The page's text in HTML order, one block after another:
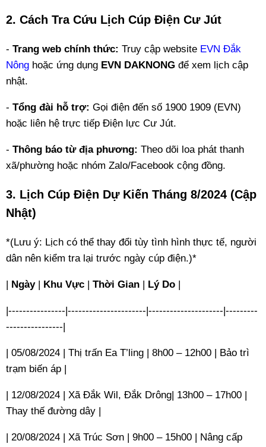
2. Cách Tra Cứu Lịch Cúp Điện Cư Jút
- Trang web chính thức: Truy cập website EVN Đắk
Nông hoặc ứng dụng EVN DAKNONG để xem lịch cập
nhật.
- Tổng đài hỗ trợ: Gọi điện đến số 1900 1909 (EVN)
hoặc liên hệ trực tiếp Điện lực Cư Jút.
- Thông báo từ địa phương: Theo dõi loa phát thanh
xã/phường hoặc nhóm Zalo/Facebook cộng đồng.
3. Lịch Cúp Điện Dự Kiến Tháng 8/2024 (Cập
Nhật)
*(Lưu ý: Lịch có thể thay đổi tùy tình hình thực tế, người
dân nên kiểm tra lại trước ngày cúp điện.)*
| Ngày| Khu Vực | Thời Gian | Lý Do |
|----------------|----------------------|---------------------|---------
----------------|
| 05/08/2024 | Thị trấn Ea T’ling | 8h00 – 12h00 | Bảo trì
trạm biến áp |
| 12/08/2024 | Xã Đắk Wil, Đắk Drông| 13h00 – 17h00 |
Thay thế đường dây |
| 20/08/2024 | Xã Trúc Sơn | 9h00 – 15h00 | Nâng cấp